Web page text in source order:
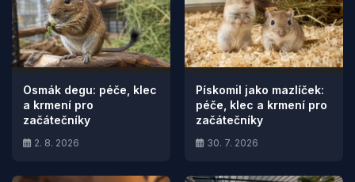
Osmák degu: péče, klec
a krmení pro
začátečníky
2. 8. 2026
Pískomil jako mazlíček:
péče, klec a krmení pro
začátečníky
30. 7. 2026